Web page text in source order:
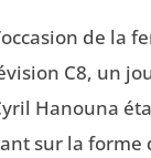
de la
C8, un
Hanouna
sur la forme